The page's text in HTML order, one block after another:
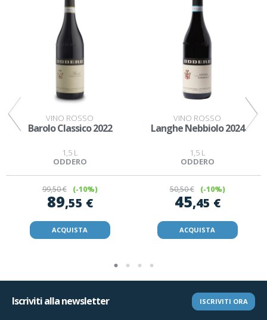
VINO ROSSO
Barolo Classico 2022
1,5 L
ODDERO
99,50 € (-10%)
89,55 €
ACQUISTA
VINO ROSSO
Langhe Nebbiolo 2024
1,5 L
ODDERO
50,50 € (-10%)
45,45 €
ACQUISTA
Iscriviti alla newsletter ISCRIVITI ORA